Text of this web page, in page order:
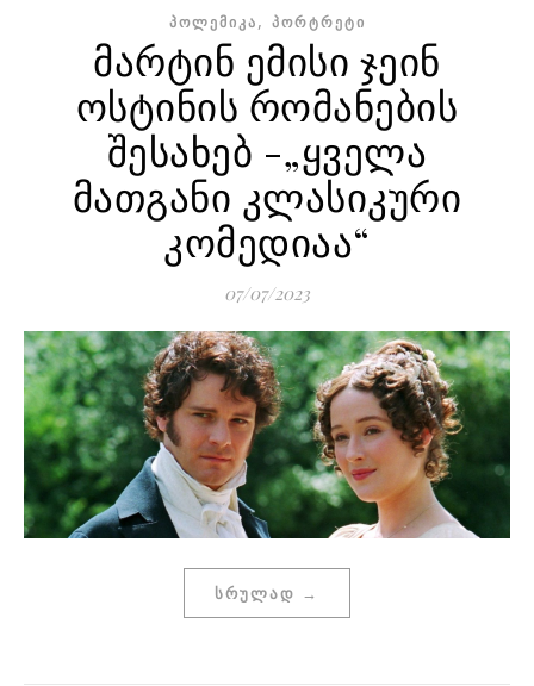
ᲞᲝᲚᲔᲛᲘᲙᲐ, ᲞᲝᲠᲢᲠᲔᲢᲘ
მარტინ ემისი ჯეინ
ოსტინის რომანების
შესახებ -„ყველა
მათგანი კლასიკური
კომედიაა“
07/07/2023
ᲡᲠᲣᲚᲐᲓ →